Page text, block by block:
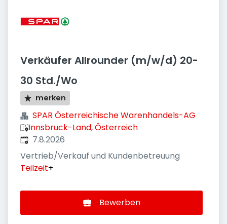
Verkäufer Allrounder (m/w/d) 20-
30 Std./Wo
merken
SPAR Österreichische Warenhandels-AG
Innsbruck-Land, Österreich
Veröffentlicht
7.8.2026
Vertrieb/Verkauf und Kundenbetreuung
Teilzeit+
Bewerben